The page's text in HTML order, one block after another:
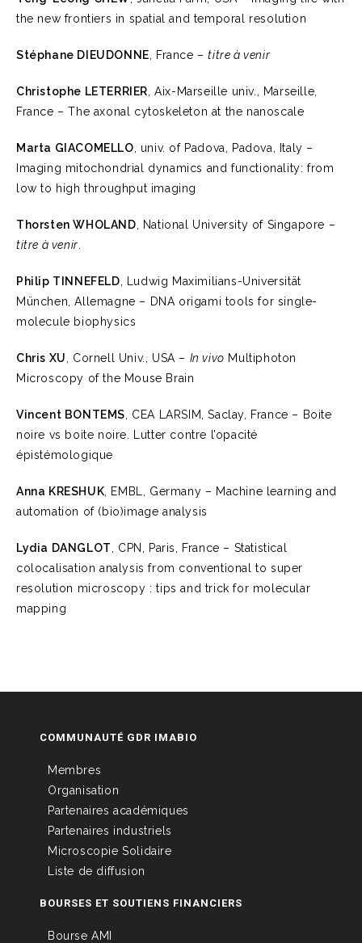
the new frontiers in spatial and temporal resolution
Stéphane DIEUDONNE , France –titre à venir
Christophe LETERRIER , Aix-Marseille univ., Marseille,
France – The axonal cytoskeleton at the nanoscale
Marta GIACOMELLO , univ. of Padova, Padova, Italy –
Imaging mitochondrial dynamics and functionality: from
low to high throughput imaging
Thorsten WHOLAND , National University of Singapore –
titre à venir
Philip TINNEFELD , Ludwig Maximilians-Universität
München, Allemagne – DNA origami tools for single-
molecule biophysics
Chris XU , Cornell Univ., USA – In vivo Multiphoton
Microscopy of the Mouse Brain
Vincent BONTEMS , CEA LARSIM, Saclay, France – Boite
noire vs boite noire. Lutter contre l’opacité
épistémologique
Anna KRESHUK , EMBL, Germany – Machine learning and
automation of (bio)image analysis
Lydia DANGLOT
, CPN, Paris, France – Statistical
colocalisation analysis from conventional to super
resolution microscopy : tips and trick for molecular
mapping
COMMUNAUTÉ GDR IMABIO
Membres
Organisation
Partenaires académiques
Partenaires industriels
Microscopie Solidaire
Liste de diffusion
BOURSES ET SOUTIENS FINANCIERS
Bourse AMI